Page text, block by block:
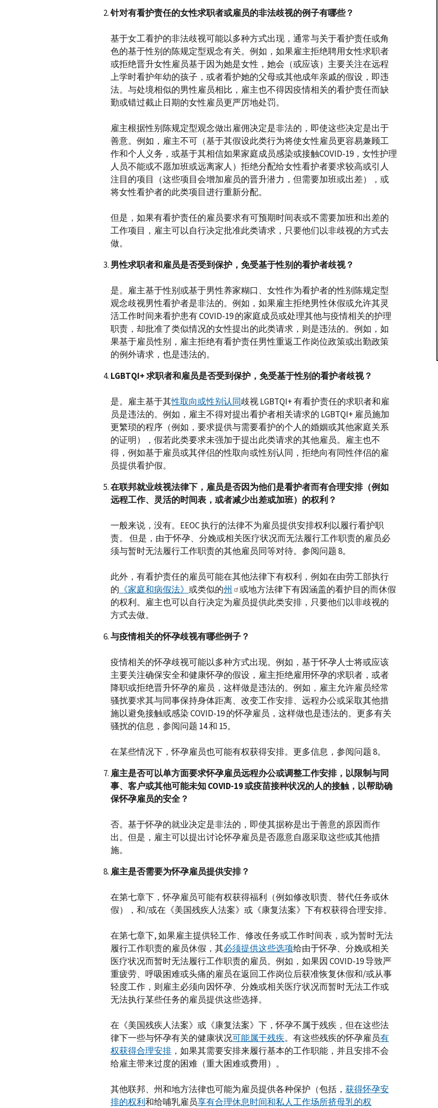
针对有看护责任的女性求职者或雇员的非法歧视的例子有哪些？
基于女工看护的非法歧视可能以多种方式出现，通常与关于看护责任或角
色的基于性别的陈规定型观念有关。例如，如果雇主拒绝聘用女性求职者
或拒绝晋升女性雇员基于因为她是女性，她会（或应该）主要关注在远程
上学时看护年幼的孩子，或者看护她的父母或其他成年亲戚的假设，即违
法。与处境相似的男性雇员相比，雇主也不得因疫情相关的看护责任而缺
勤或错过截止日期的女性雇员更严厉地处罚。
雇主根据性别陈规定型观念做出雇佣决定是非法的，即使这些决定是出于
善意。例如，雇主不可（基于其假设此类行为将使女性雇员更容易兼顾工
作和个人义务，或基于其相信如果家庭成员感染或接触COVID-19，女性护理
人员不能或不愿加班或远离家人）拒绝分配给女性看护者要求较高或引人
注目的项目（这些项目会增加雇员的晋升潜力，但需要加班或出差），或
将女性看护者的此类项目进行重新分配。
但是，如果有看护责任的雇员要求有可预期时间表或不需要加班和出差的
工作项目，雇主可以自行决定批准此类请求，只要他们以非歧视的方式去
做。
男性求职者和雇员是否受到保护，免受基于性别的看护者歧视？
是。雇主基于性别或基于男性养家糊口、女性作为看护者的性别陈规定型
观念歧视男性看护者是非法的。例如，如果雇主拒绝男性休假或允许其灵
活工作时间来看护患有 COVID-19 的家庭成员或处理其他与疫情相关的护理
职责，却批准了类似情况的女性提出的此类请求，则是违法的。例如，如
果基于雇员性别，雇主拒绝有看护责任男性重返工作岗位政策或出勤政策
的例外请求，也是违法的。
LGBTQI+求职者和雇员是否受到保护，免受基于性别的看护者歧视？
是。雇主基于其性取向或性别认同歧视 LGBTQI+ 有看护责任的求职者和雇
员是违法的。例如，雇主不得对提出看护者相关请求的 LGBTQI+ 雇员施加
更繁琐的程序（例如，要求提供与需要看护的个人的婚姻或其他家庭关系
的证明），假若此类要求未强加于提出此类请求的其他雇员。雇主也不
得，例如基于雇员或其伴侣的性取向或性别认同，拒绝向有同性伴侣的雇
员提供看护假。
在联邦就业歧视法律下，雇员是否因为他们是看护者而有合理安排（例如
远程工作、灵活的时间表，或者减少出差或加班）的权利？
一般来说，没有。EEOC 执行的法律不为雇员提供安排权利以履行看护职
责。 但是，由于怀孕、分娩或相关医疗状况而无法履行工作职责的雇员必
须与暂时无法履行工作职责的其他雇员同等对待。参阅问题 8。
此外，有看护责任的雇员可能在其他法律下有权利，例如在由劳工部执行
的 《家庭和病假法》 或类似的州
或地方法律下有因涵盖的看护目的而休假
的权利。雇主也可以自行决定为雇员提供此类安排，只要他们以非歧视的
方式去做。
与疫情相关的怀孕歧视有哪些例子？
疫情相关的怀孕歧视可能以多种方式出现。例如，基于怀孕人士将或应该
主要关注确保安全和健康怀孕的假设，雇主拒绝雇用怀孕的求职者，或者
降职或拒绝晋升怀孕的雇员，这样做是违法的。例如，雇主允许雇员经常
骚扰要求其与同事保持身体距离、改变工作安排、远程办公或采取其他措
施以避免接触或感染 COVID-19 的怀孕雇员，这样做也是违法的。更多有关
骚扰的信息，参阅问题 14 和 15。
在某些情况下，怀孕雇员也可能有权获得安排。更多信息，参阅问题 8。
雇主是否可以单方面要求怀孕雇员远程办公或调整工作安排，以限制与同
事、客户或其他可能未知 COVID-19或疫苗接种状况的人的接触，以帮助确
保怀孕雇员的安全？
否。基于怀孕的就业决定是非法的，即使其据称是出于善意的原因而作
出。但是，雇主可以提出讨论怀孕雇员是否愿意自愿采取这些或其他措
施。
雇主是否需要为怀孕雇员提供安排？
在第七章下，怀孕雇员可能有权获得福利（例如修改职责、替代任务或休
假），和/或在《美国残疾人法案》或《康复法案》下有权获得合理安排。
在第七章下, 如果雇主提供轻工作、修改任务或工作时间表，或为暂时无法
履行工作职责的雇员休假，其必须提供这些选项给由于怀孕、分娩或相关
医疗状况而暂时无法履行工作职责的雇员。例如，如果因 COVID-19 导致严
重疲劳、呼吸困难或头痛的雇员在返回工作岗位后获准恢复休假和/或从事
轻度工作，则雇主必须向因怀孕、分娩或相关医疗状况而暂时无法工作或
无法执行某些任务的雇员提供这些选择。
在《美国残疾人法案》或《康复法案》下，怀孕不属于残疾，但在这些法
律下一些与怀孕有关的健康状况可能属于残疾。有这些残疾的怀孕雇员有
权获得合理安排 ，如果其需要安排来履行基本的工作职能，并且安排不会
给雇主带来过度的困难（重大困难或费用）。
其他联邦、州和地方法律也可能为雇员提供各种保护（包括， 获得怀孕安
排的权利和给哺乳雇员享有合理休息时间和私人工作场所挤母乳的权